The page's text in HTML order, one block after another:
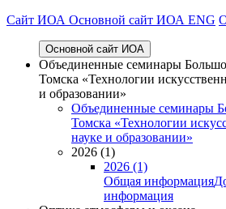
Cайт ИОА Основной сайт ИОА ENG
Основной сайт ИОА
Объединенные семинары
Томска «Технологии
и образовании»
Объединенные семинары
Томска «Технологии
науке и образовании»
2026 (1)
2026 (1)
Общая информация
информация